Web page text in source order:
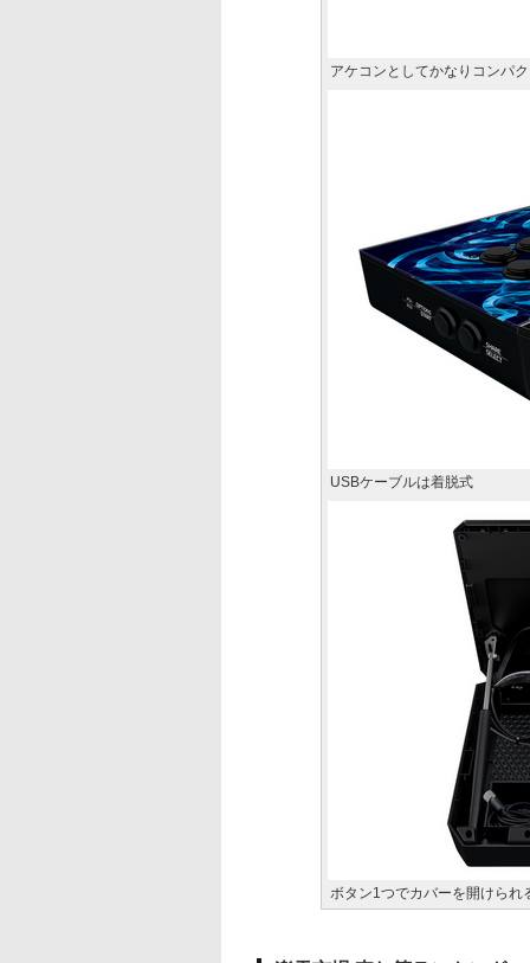
アケコンとしてかなりコンパ
USBケーブルは着脱式
ボタン1つでカバーを開けられ